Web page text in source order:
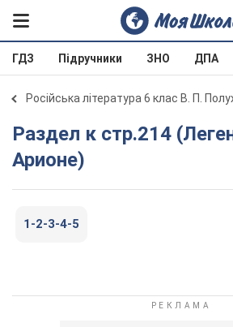
ГДЗ Підручники ЗНО ДПА
Російська література 6 клас В. П.
Раздел к стр.214 (Легенда об
Арионе)
1-2-3-4-5